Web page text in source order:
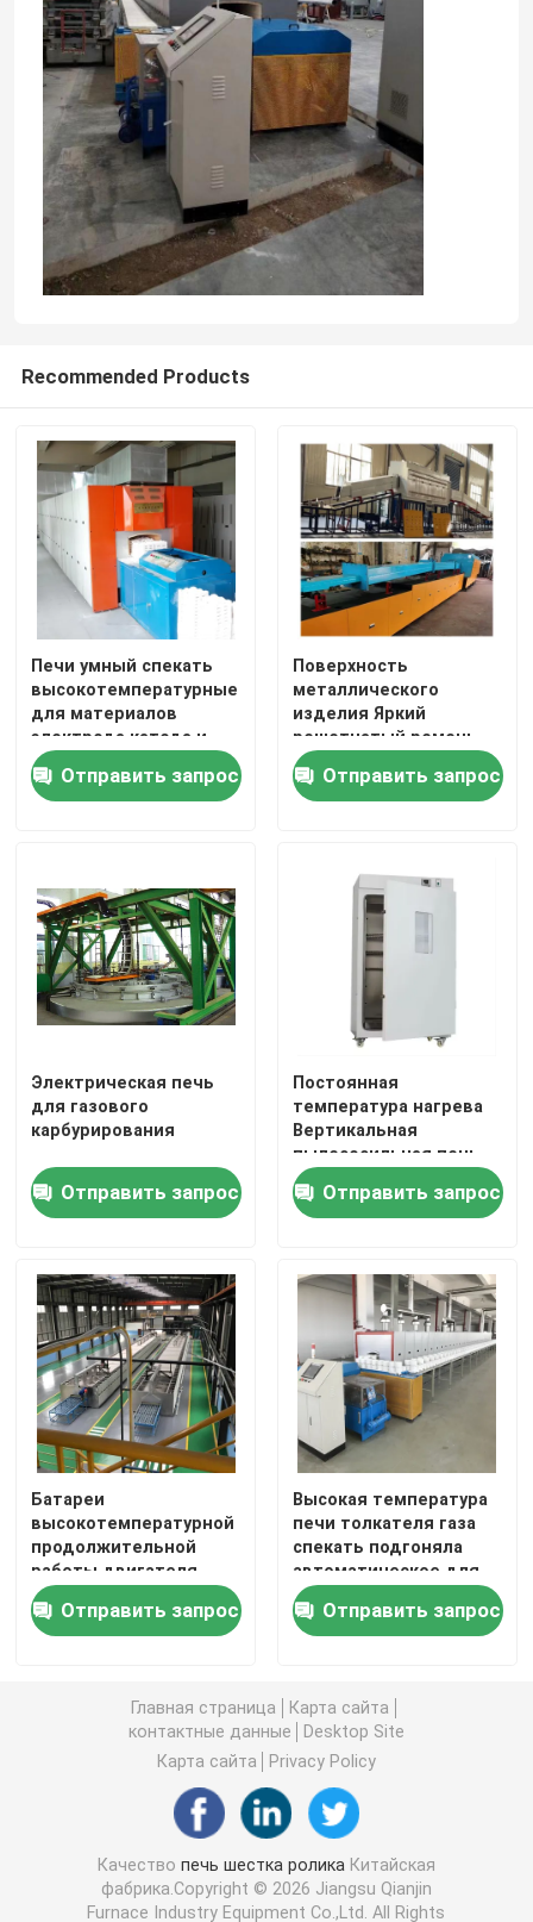
Продукты
О нас
Путешествие фабрики
Проверка качества
Новости
Спросите цитату
печь шестка ролика
Толкатель печи
Recommended Products
Печи умный спекать
высокотемпературные
для материалов
электрода катода и
анода батареи лития
Отправить запрос
Поверхность
металлического
изделия Яркий
решетчатый ремень
Печь для тепловой
обработки
Отправить запрос
Электрическая печь
для газового
карбурирования
Отправить запрос
Постоянная
температура нагрева
Вертикальная
пылесосильная печь
Лабораторные
термостатические
Отправить запрос
Батареи
высокотемпературной
продолжительной
работы двигателя
печи шестка ролика
термической
обработки
Отправить запрос
Высокая температура
печи толкателя газа
спекать подгоняла
автоматическое для
керамического
субстрата
Отправить запрос
Главная страница
Карта сайта
контактные данные
Desktop Site
Карта сайта
Privacy Policy
Качество печь шестка ролика Китайская
фабрика.Copyright © 2026 Jiangsu Qianjin
Furnace Industry Equipment Co.,Ltd. All Rights